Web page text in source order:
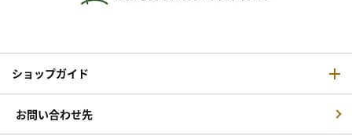
ショップガイド
お問い合わせ先